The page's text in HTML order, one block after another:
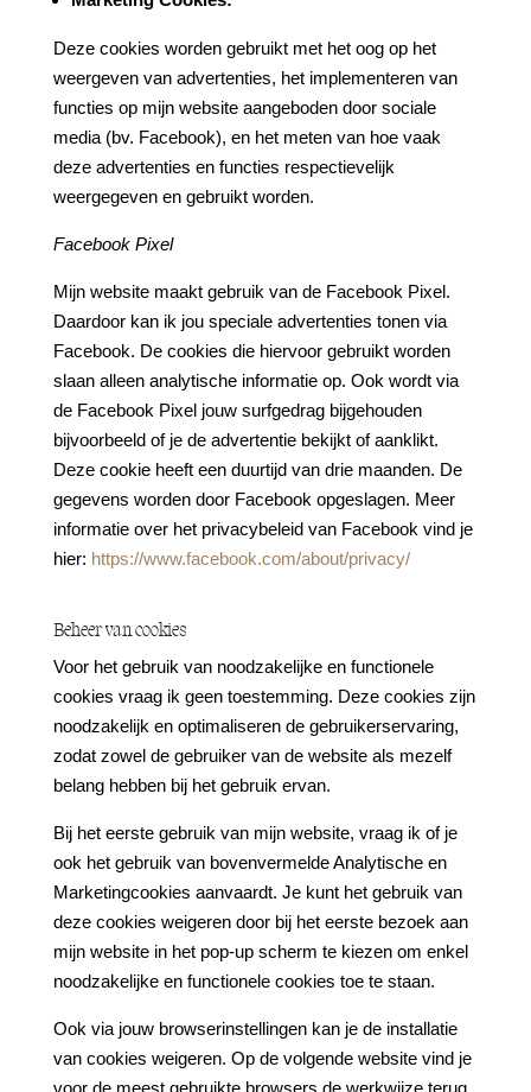
Deze cookies worden gebruikt met het oog op het
weergeven van advertenties, het implementeren van
functies op mijn website aangeboden door sociale
media (bv. Facebook), en het meten van hoe vaak
deze advertenties en functies respectievelijk
weergegeven en gebruikt worden.
Facebook Pixel
Mijn website maakt gebruik van de Facebook Pixel.
Daardoor kan ik jou speciale advertenties tonen via
Facebook. De cookies die hiervoor gebruikt worden
slaan alleen analytische informatie op. Ook wordt via
de Facebook Pixel jouw surfgedrag bijgehouden
bijvoorbeeld of je de advertentie bekijkt of aanklikt.
Deze cookie heeft een duurtijd van drie maanden. De
gegevens worden door Facebook opgeslagen. Meer
informatie over het privacybeleid van Facebook vind je
hier: https://www.facebook.com/about/privacy/
Beheer van cookies
Voor het gebruik van noodzakelijke en functionele
cookies vraag ik geen toestemming. Deze cookies zijn
noodzakelijk en optimaliseren de gebruikerservaring,
zodat zowel de gebruiker van de website als mezelf
belang hebben bij het gebruik ervan.
Bij het eerste gebruik van mijn website, vraag ik of je
ook het gebruik van bovenvermelde Analytische en
Marketingcookies aanvaardt. Je kunt het gebruik van
deze cookies weigeren door bij het eerste bezoek aan
mijn website in het pop-up scherm te kiezen om enkel
noodzakelijke en functionele cookies toe te staan.
Ook via jouw browserinstellingen kan je de installatie
van cookies weigeren. Op de volgende website vind je
voor de meest gebruikte browsers de werkwijze terug